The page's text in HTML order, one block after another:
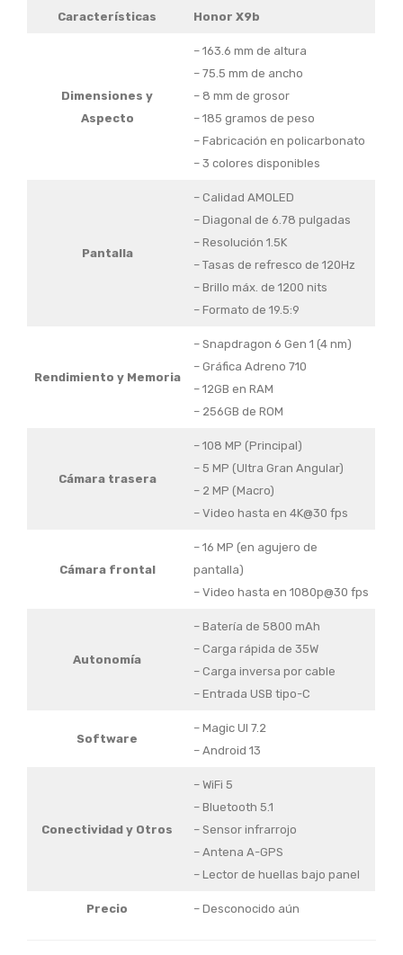
Características Honor X9b
Dimensiones y
Aspecto
– 163.6 mm de altura
– 75.5 mm de ancho
– 8 mm de grosor
– 185 gramos de peso
– Fabricación en policarbonato
– 3 colores disponibles
Pantalla
– Calidad AMOLED
– Diagonal de 6.78 pulgadas
– Resolución 1.5K
– Tasas de refresco de 120Hz
– Brillo máx. de 1200 nits
– Formato de 19.5:9
Rendimiento y Memoria
– Snapdragon 6 Gen 1 (4 nm)
– Gráfica Adreno 710
– 12GB en RAM
– 256GB de ROM
Cámara trasera
– 108 MP (Principal)
– 5 MP (Ultra Gran Angular)
– 2 MP (Macro)
– Video hasta en 4K@30 fps
Cámara frontal
– 16 MP (en agujero de
pantalla)
– Video hasta en 1080p@30 fps
Autonomía
– Batería de 5800 mAh
– Carga rápida de 35W
– Carga inversa por cable
– Entrada USB tipo-C
Software
– Magic UI 7.2
– Android 13
Conectividad y Otros
– WiFi 5
– Bluetooth 5.1
– Sensor infrarrojo
– Antena A-GPS
– Lector de huellas bajo panel
Precio – Desconocido aún